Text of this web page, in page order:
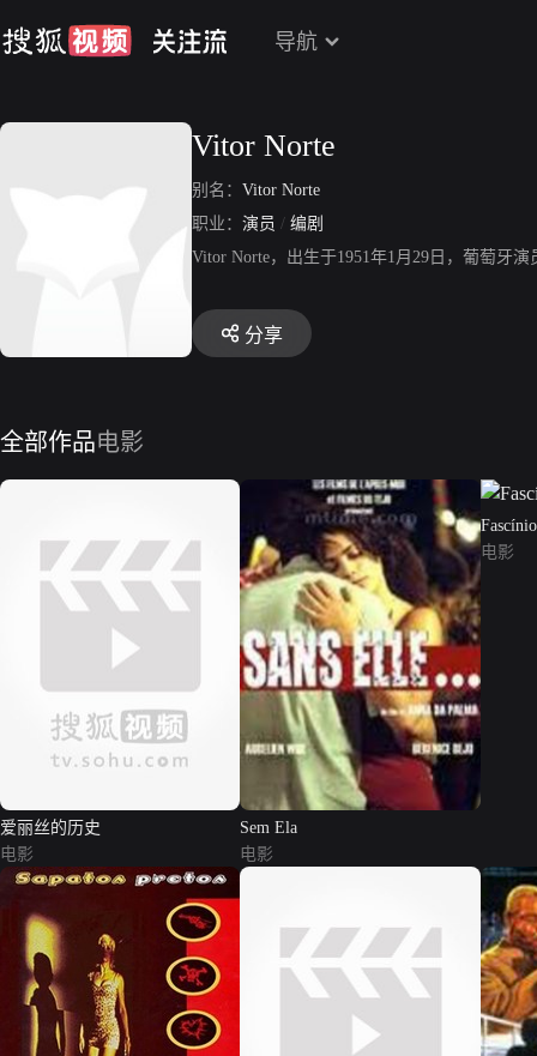
导航
Vitor Norte
别名： Vitor Norte
职业： 演员 / 编剧
Vitor Norte，出生于1951年1月29日，葡萄牙
分享
全部作品电影
爱丽丝的历史
电影
Sem Ela
电影
电影